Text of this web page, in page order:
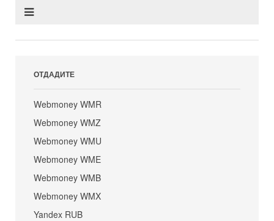
ОТДАДИТЕ
Webmoney WMR
Webmoney WMZ
Webmoney WMU
Webmoney WME
Webmoney WMB
Webmoney WMX
Yandex RUB